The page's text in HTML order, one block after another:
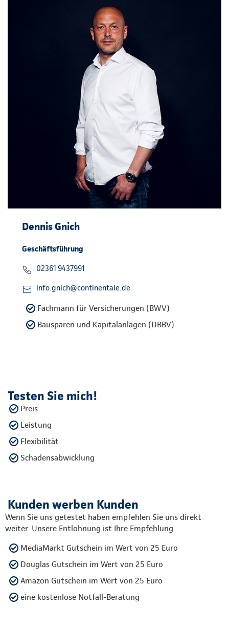
Dennis Gnich
Geschäftsführung
02361 9437991
info.gnich@continentale.de
Fachmann für Versicherungen (BWV)
Bausparen und Kapitalanlagen (DBBV)
Testen Sie mich!
Preis
Leistung
Flexibilität
Schadensabwicklung
Kunden werben Kunden
Wenn Sie uns getestet haben empfehlen Sie uns direkt
weiter. Unsere Entlohnung ist Ihre Empfehlung.
MediaMarkt Gutschein im Wert von 25 Euro
Douglas Gutschein im Wert von 25 Euro
Amazon Gutschein im Wert von 25 Euro
eine kostenlose Notfall-Beratung